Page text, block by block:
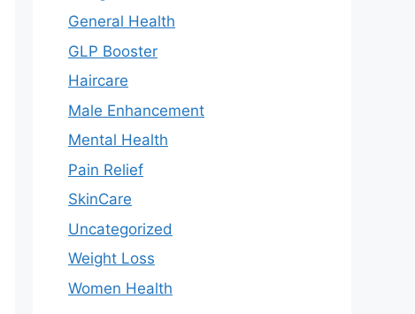
General Health
GLP Booster
Haircare
Male Enhancement
Mental Health
Pain Relief
SkinCare
Uncategorized
Weight Loss
Women Health